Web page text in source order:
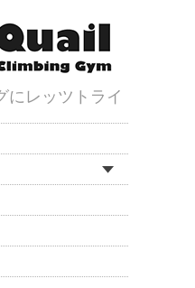
にレッツトライ